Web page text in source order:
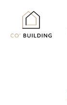
contenu